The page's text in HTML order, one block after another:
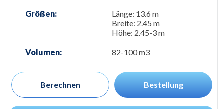
Größen:
Länge: 13.6 m
Breite: 2.45 m
Höhe: 2.45-3 m
Volumen: 82-100 m3
Berechnen Bestellung